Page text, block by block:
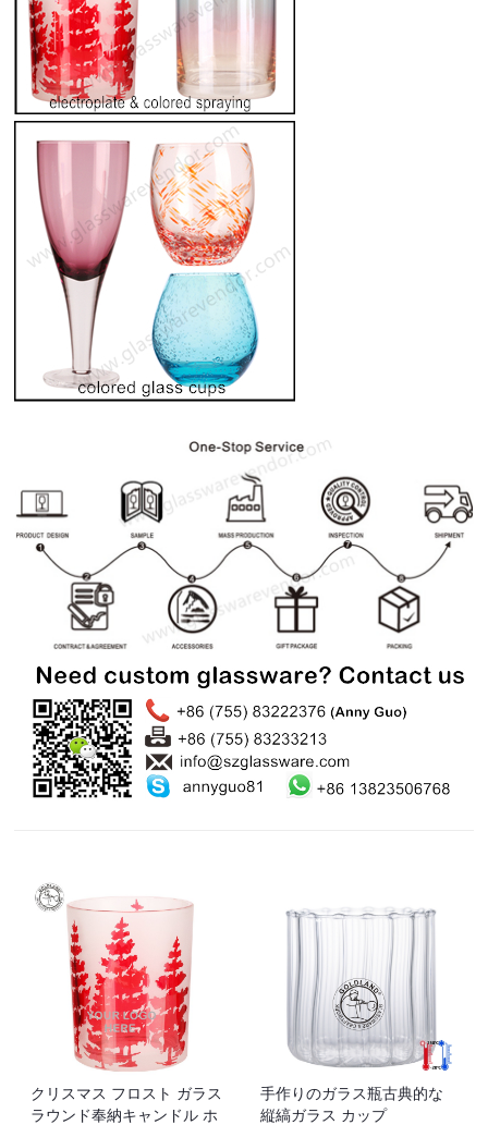
クリスマス フロスト ガラス
ラウンド奉納キャンドル ホ
手作りのガラス瓶古典的な
縦縞ガラス カップ